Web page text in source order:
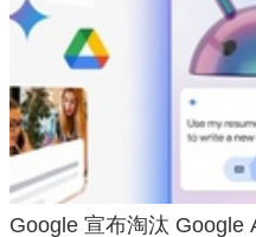
Google 宣布淘汰 Google